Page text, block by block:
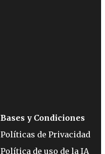
Bases y Condiciones
Políticas de Privacidad
Política de uso de la IA